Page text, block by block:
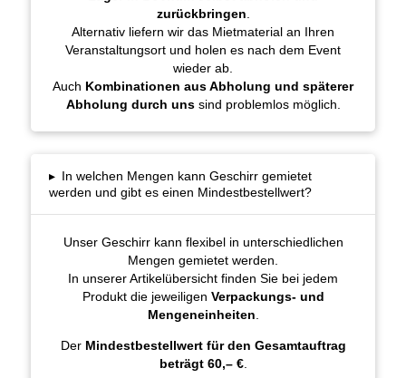
zurückbringen
Alternativ liefern wir das Mietmaterial an Ihren
Veranstaltungsort und holen es nach dem Event
wieder ab.
Auch Kombinationen aus Abholung und späterer
Abholung durch unssind problemlos möglich.
▸ In welchen Mengen kann Geschirr gemietet
werden und gibt es einen Mindestbestellwert?
Unser Geschirr kann flexibel in unterschiedlichen
Mengen gemietet werden.
In unserer Artikelübersicht finden Sie bei jedem
Produkt die jeweiligen Verpackungs- und
Mengeneinheiten
Der Mindestbestellwert für den Gesamtauftrag
beträgt 60,– €.